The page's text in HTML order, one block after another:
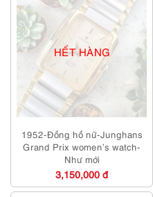
HẾT HÀNG
1952-Đồng hồ nữ-Junghans
Grand Prix women’s watch-
Như mới
3,150,000 đ